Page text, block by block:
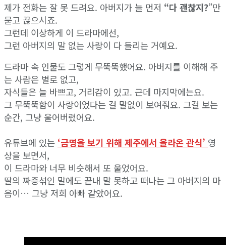
제가 전화는 잘 못 드려요. 아버지가 늘 먼저 “다 괜찮지?”만
묻고 끊으시죠.
그런데 이상하게 이 드라마에선,
그런 아버지의 말 없는 사랑이 다 들리는 거예요.
드라마 속 인물도 그렇게 무뚝뚝했어요. 아버지를 이해해 주
는 사람은 별로 없고,
자식들은 늘 바쁘고, 거리감이 있고. 근데 마지막에는요.
그 무뚝뚝함이 사랑이었다는 걸 말없이 보여줘요. 그걸 보는
순간, 그냥 울어버렸어요.
유튜브에 있는 ‘금명을 보기 위해 제주에서 올라온 관식’ 영
상을 보면서,
이 드라마와 너무 비슷해서 또 울었어요.
딸의 짜증섞인 말에도 끝내 말 못하고 떠나는 그 아버지의 마
음이… 그냥 저희 아빠 같았어요.